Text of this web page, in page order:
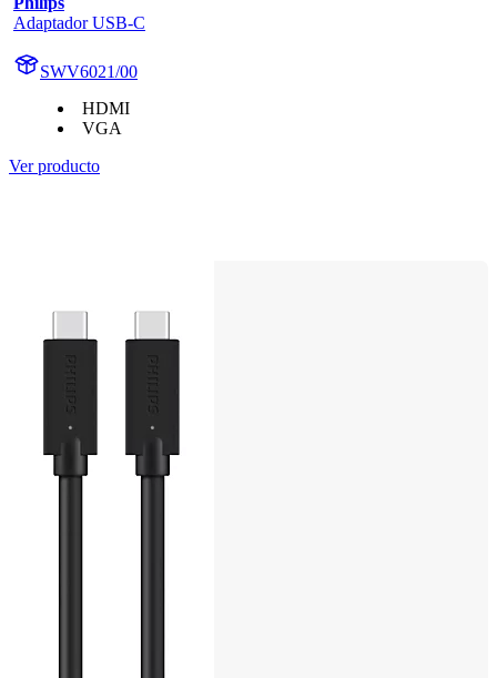
Adaptador USB-C
SWV6021/00
HDMI
VGA
Ver producto